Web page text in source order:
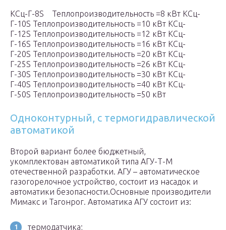
КСц-Г-8S Теплопроизводительность =8 кВт КСц-
Г-10S Теплопроизводительность =10 кВт КСц-
Г-12S Теплопроизводительность =12 кВт КСц-
Г-16S Теплопроизводительность =16 кВт КСц-
Г-20S Теплопроизводительность =20 кВт КСц-
Г-25S Теплопроизводительность =26 кВт КСц-
Г-30S Теплопроизводительность =30 кВт КСц-
Г-40S Теплопроизводительность =40 кВт КСц-
Г-50S Теплопроизводительность =50 кВт
Одноконтурный, с термогидравлической
автоматикой
Второй вариант более бюджетный,
укомплектован автоматикой типа АГУ-Т-М
отечественной разработки. АГУ – автоматическое
газогорелочное устройство, состоит из насадок и
автоматики безопасности.Основные производители
Мимакс и Тагонрог. Автоматика АГУ состоит из:
термодатчика;